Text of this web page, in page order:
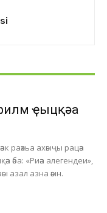
ҿыцқәа
раәхьа ахәыҷы рацәа
әба: «Риәа алегендеи»,
азал азна әәын.